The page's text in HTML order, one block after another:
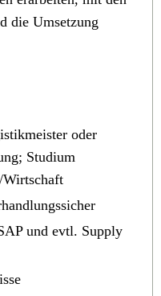
die Umsetzung
oder
Studium
und evtl. Supply